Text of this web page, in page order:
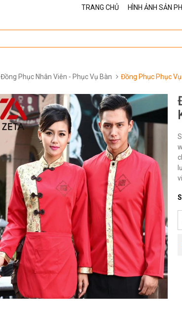
TRANG CHỦ HÌNH ẢNH SẢN
Đồng Phục Nhân Viên - Phục Vụ Bàn Đồng Phục Phục